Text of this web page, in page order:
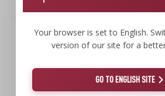
Your browser is set to English.
version of our site for a
GO TO ENGLISH SITE